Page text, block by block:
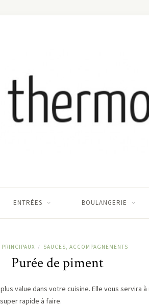
ENTRÉES BOULANGERIE
PRINCIPAUX / SAUCES, ACCOMPAGNEMENTS
Purée de piment
value dans votre cuisine. Elle vous servira
rapide à faire.